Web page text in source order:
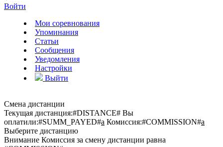
Войти
Мои соревнования
Упоминания
Статьи
Сообщения
Уведомления
Настройки
Выйти
Смена дистанции
Текущая дистанция:#DISTANCE# Вы
оплатили:#SUMM_PAYED#a Комиссия:#COMMISSION#a
Выберите дистанцию
Внимание Комиссия за смену дистанции равна